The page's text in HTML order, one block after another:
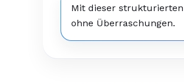
Mit dieser strukturierten
ohne Überraschungen.